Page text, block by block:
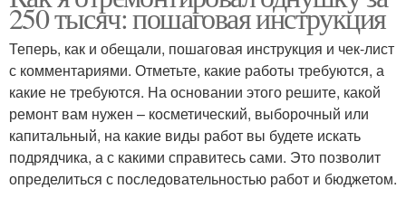
250 тысяч: пошаговая инструкция
Теперь, как и обещали, пошаговая инструкция и чек-лист
с комментариями. Отметьте, какие работы требуются, а
какие не требуются. На основании этого решите, какой
ремонт вам нужен – косметический, выборочный или
капитальный, на какие виды работ вы будете искать
подрядчика, а с какими справитесь сами. Это позволит
определиться с последовательностью работ и бюджетом.